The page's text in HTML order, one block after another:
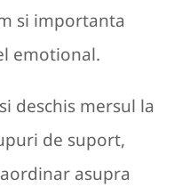
si importanta
emotional.
deschis mersul la
de suport,
asupra